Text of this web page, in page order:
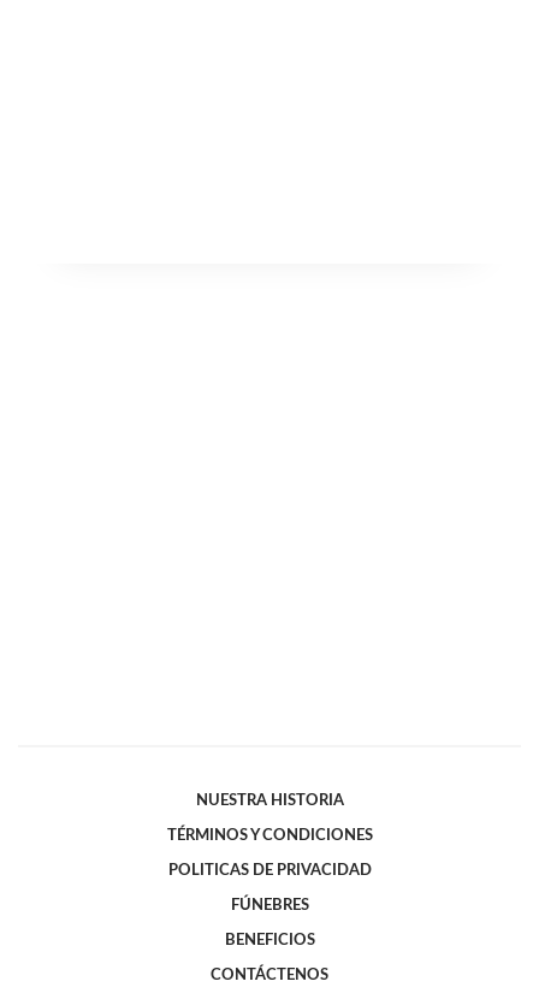
NUESTRA HISTORIA
TÉRMINOS Y CONDICIONES
POLITICAS DE PRIVACIDAD
FÚNEBRES
BENEFICIOS
CONTÁCTENOS